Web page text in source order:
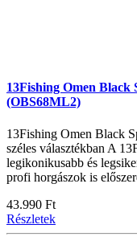
13Fishing Omen Black
(OBS68ML2)
13Fishing Omen Black
széles választékban A
legikonikusabb és
profi horgászok is
43.990 Ft
Részletek